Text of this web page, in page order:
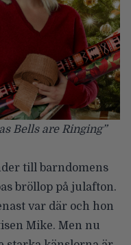
Bells are Ringing”
till barndomens
bröllop på julafton.
var där och hon
Mike. Men nu